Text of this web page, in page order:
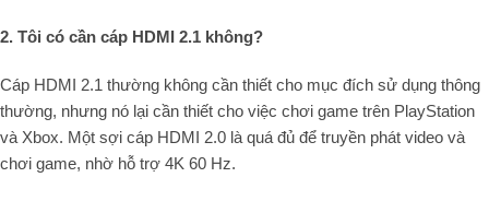
2. Tôi có cần cáp HDMI 2.1 không?
Cáp HDMI 2.1 thường không cần thiết cho mục đích sử dụng thông
thường, nhưng nó lại cần thiết cho việc chơi game trên PlayStation
và Xbox. Một sợi cáp HDMI 2.0 là quá đủ để truyền phát video và
chơi game, nhờ hỗ trợ 4K 60 Hz.